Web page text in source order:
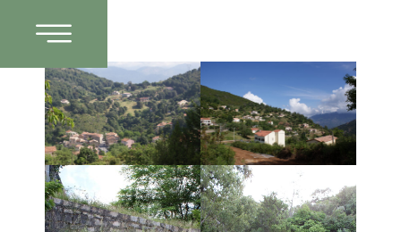
Galerie Photo